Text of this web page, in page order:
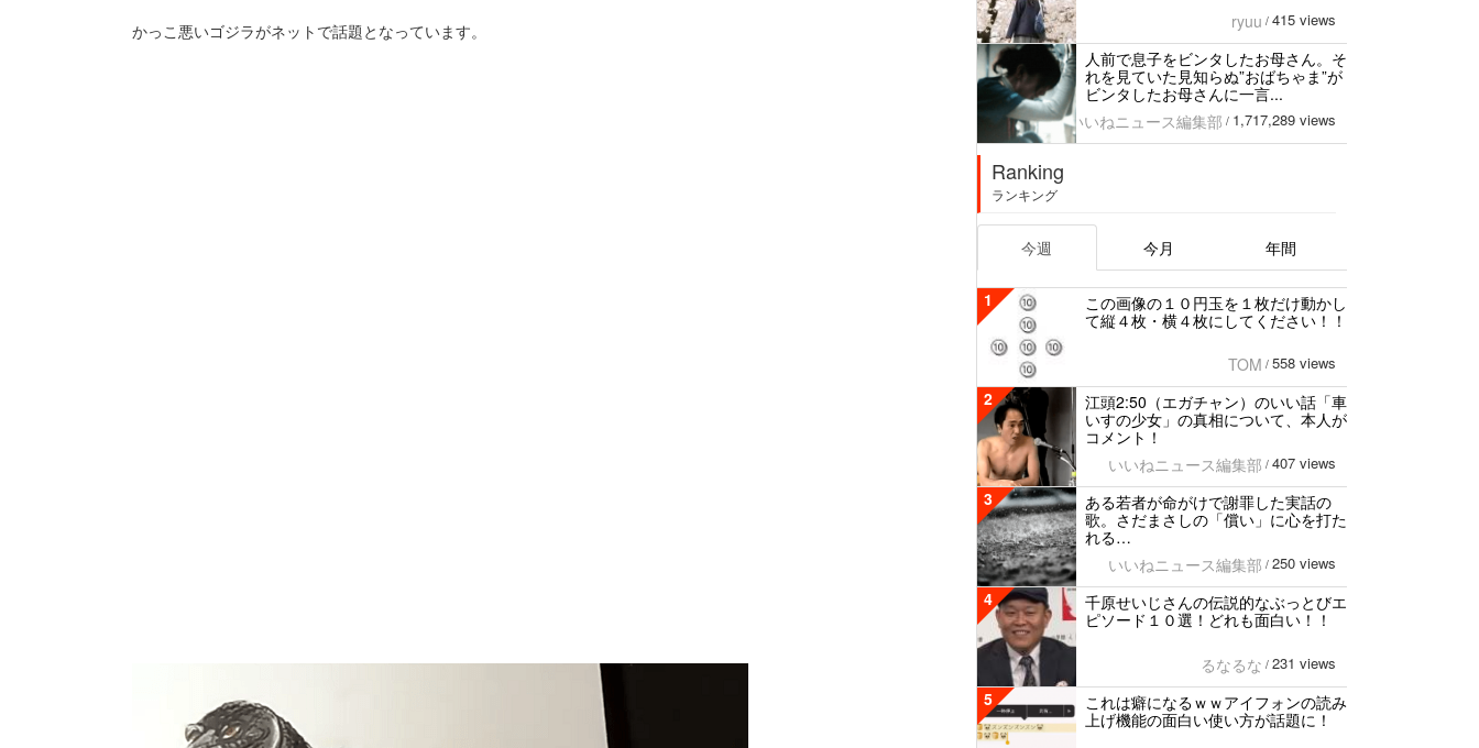
かっこ悪いゴジラがネットで話題となっています。
ryuu / 415 views
人前で息子をビンタしたお母さん。そ
れを見ていた見知らぬ”おばちゃま”が
ビンタしたお母さんに一言...
いいねニュース編集部 / 1,717,289 views
Ranking
ランキング
今週 今月 年間
1
この画像の１０円玉を１枚だけ動かし
て縦４枚・横４枚にしてください！！
TOM / 558 views
2
江頭2:50（エガチャン）のいい話「車
いすの少女」の真相について、本人が
コメント！
いいねニュース編集部 / 407 views
3
ある若者が命がけで謝罪した実話の
歌。さだまさしの「償い」に心を打た
れる…
いいねニュース編集部 / 250 views
4
千原せいじさんの伝説的なぶっとびエ
ピソード１０選！どれも面白い！！
るなるな / 231 views
5
これは癖になるｗｗアイフォンの読み
上げ機能の面白い使い方が話題に！